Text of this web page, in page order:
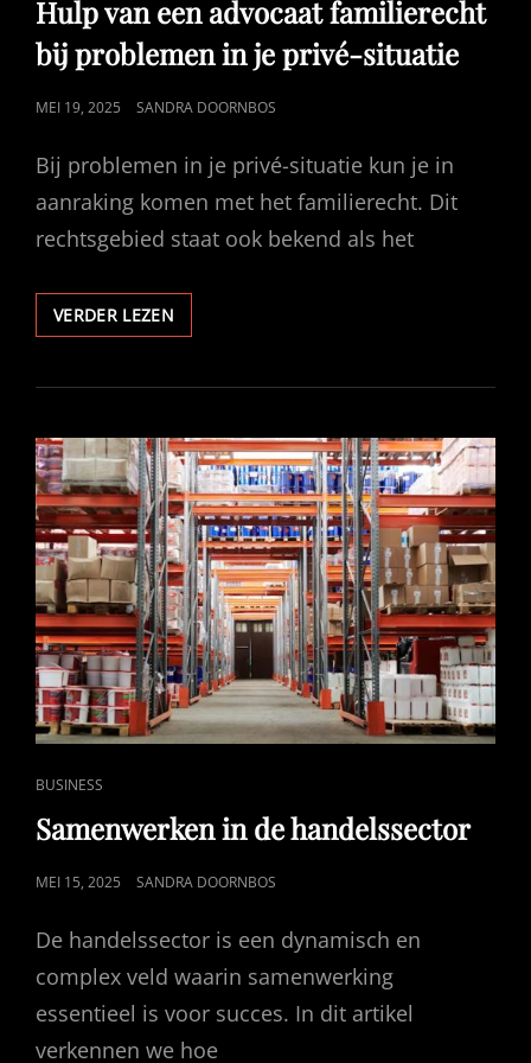
Hulp van een advocaat familierecht
bij problemen in je privé-situatie
GEPUBLICEERD
MEI 19, 2025 SANDRA DOORNBOS
Bij problemen in je privé-situatie kun je in
aanraking komen met het familierecht. Dit
rechtsgebied staat ook bekend als het
VERDER LEZEN
VAN
ADVOCAAT
BIJ
PROBLEMEN
IN
JE
PRIVÉ-
SITUATIE
CAT
LINKS
BUSINESS
Samenwerken in de handelssector
GEPUBLICEERD
MEI 15, 2025 SANDRA DOORNBOS
De handelssector is een dynamisch en
complex veld waarin samenwerking
essentieel is voor succes. In dit artikel
verkennen we hoe